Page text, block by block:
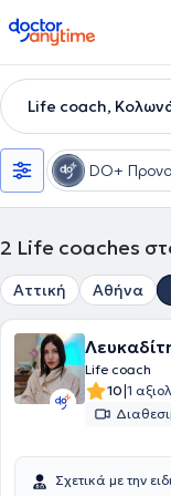
doctoranytime
Life coach,
DO+
2 Life coaches
Αττική Αθήνα
Life coach
10|1
Σχετικά με την